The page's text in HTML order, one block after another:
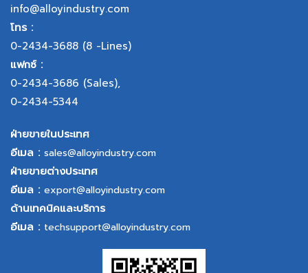
info@alloyindustry.com
โทร :
0-2434-3688 (8 -Lines)
แฟกซ์ :
0-2434-3686 (Sales),
0-2434-5344
ฝ่ายขายในประเทศ
อีเมล : sales@alloyindustry.com
ฝ่ายขายต่างประเทศ
อีเมล : export@alloyindustry.com
ด้านเทคนิคและบริการ
อีเมล : techsupport@alloyindustry.com